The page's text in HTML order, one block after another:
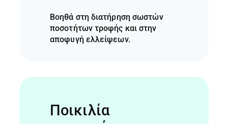
Βοηθά στη διατήρηση σωστών
ποσοτήτων τροφής και στην
αποφυγή ελλείψεων.
Ποικιλία